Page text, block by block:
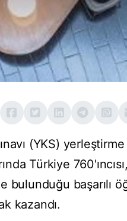
(YKS)
Türkiye
bulunduğu başarılı
kazandı.